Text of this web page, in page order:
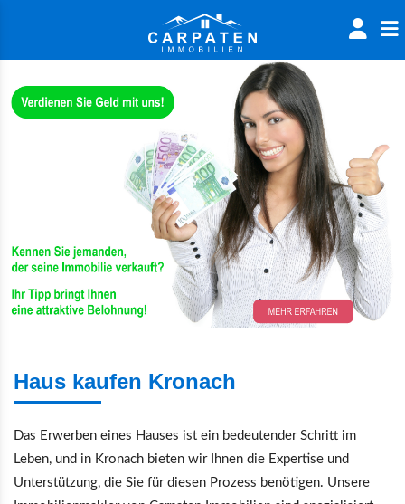
Haus kaufen Kronach
Das Erwerben eines Hauses ist ein bedeutender Schritt im
Leben, und in Kronach bieten wir Ihnen die Expertise und
Unterstützung, die Sie für diesen Prozess benötigen. Unsere